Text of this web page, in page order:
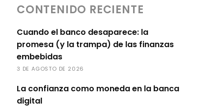
CONTENIDO RECIENTE
Cuando el banco desaparece: la
promesa (y la trampa) de las finanzas
embebidas
3 DE AGOSTO DE 2026
La confianza como moneda en la banca
digital